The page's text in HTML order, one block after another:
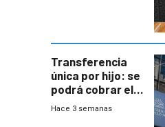
Transferencia
única por hijo: se
podrá cobrar el
100% en efectivo
Hace 3 semanas